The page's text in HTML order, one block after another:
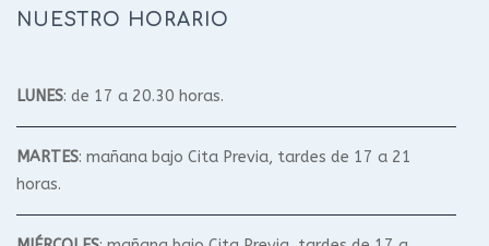
NUESTRO HORARIO
LUNES: de 17 a 20.30 horas.
MARTES: mañana bajo Cita Previa, tardes de 17 a 21
horas.